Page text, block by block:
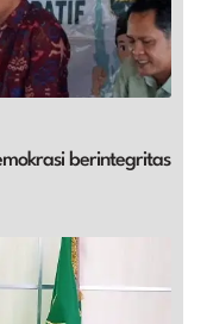
berintegritas